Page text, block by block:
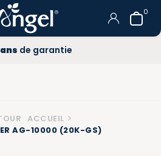
0
et retourgratuits
ACCUEIL
AG-10000 (20K-GS)